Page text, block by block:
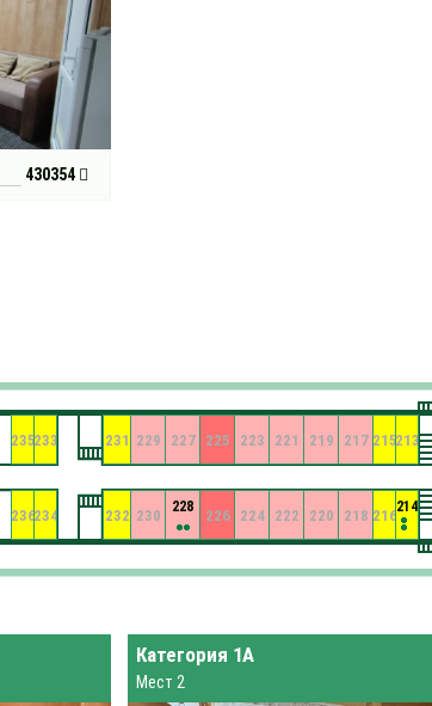
430354
213
214
215
216
217
218
219
220
221
222
223
224
225
226
227
228
229
230
231
232
233
234
235
236
Категория 1А
Мест 2